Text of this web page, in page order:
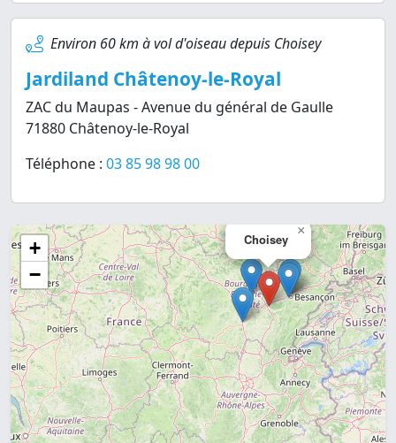
Environ 60 km à vol d'oiseau depuis Choisey
Jardiland Châtenoy-le-Royal
ZAC du Maupas - Avenue du général de Gaulle
71880 Châtenoy-le-Royal
Téléphone : 03 85 98 98 00
Choisey
×
+
−